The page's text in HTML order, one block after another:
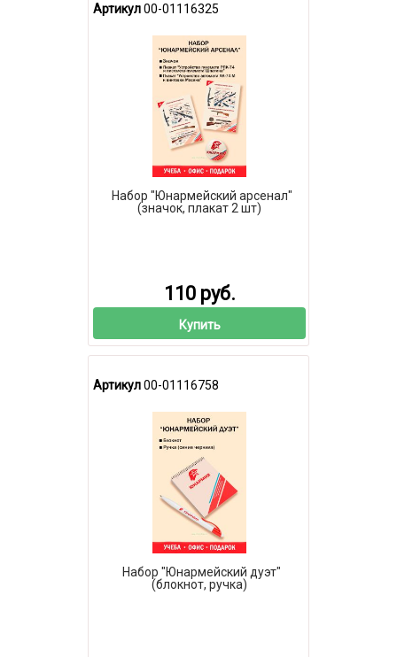
Артикул00-01116325
Набор "Юнармейский арсенал"
(значок, плакат 2 шт)
110 руб.
Купить
Артикул00-01116758
Набор "Юнармейский дуэт"
(блокнот, ручка)